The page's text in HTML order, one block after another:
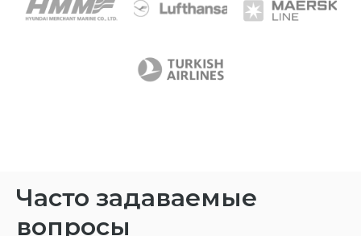
Часто задаваемые
вопросы